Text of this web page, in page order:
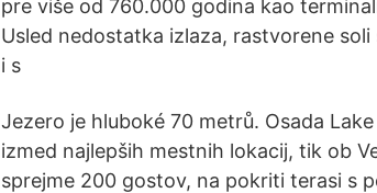
pre više od 760.000 godina kao
Usled nedostatka izlaza, rastvorene
i s
Jezero je hluboké 70 metrů. Osada
izmed najlepših mestnih lokacij, tik ob
sprejme 200 gostov, na pokriti terasi s